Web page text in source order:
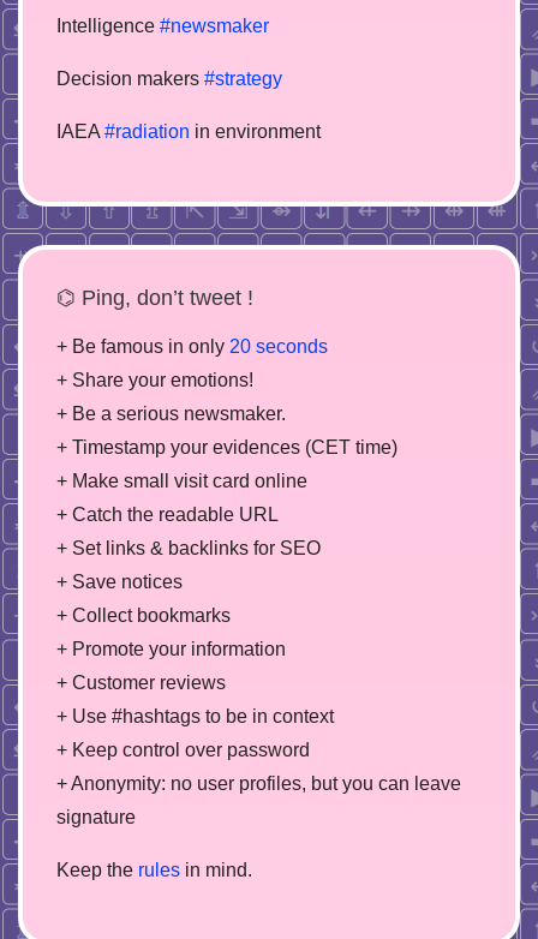
Intelligence #newsmaker
Decision makers #strategy
IAEA #radiation in environment
⌬ Ping, don’t tweet !
+ Be famous in only 20 seconds
+ Share your emotions!
+ Be a serious newsmaker.
+ Timestamp your evidences (CET time)
+ Make small visit card online
+ Catch the readable URL
+ Set links & backlinks for SEO
+ Save notices
+ Collect bookmarks
+ Promote your information
+ Customer reviews
+ Use #hashtags to be in context
+ Keep control over password
+ Anonymity: no user profiles, but you can leave
signature
Keep the rules in mind.